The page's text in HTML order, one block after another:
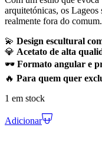
arquitetónicas, os
realmente fora do comum.
💫 Design escultural
💎 Acetato de alta
🕶️ Formato angular e
🔥 Para quem quer
1 em stock
Adicionar